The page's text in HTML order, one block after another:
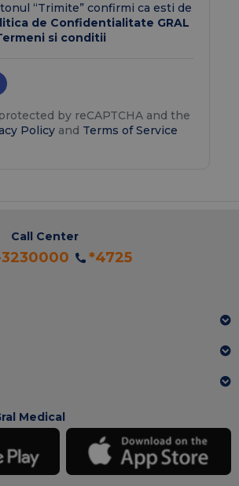
“Trimite” confirmi ca esti de
de Confidentialitate GRAL
si conditii
by reCAPTCHA and the
Policyand Terms of Service
Call Center
3230000 *4725
Medical